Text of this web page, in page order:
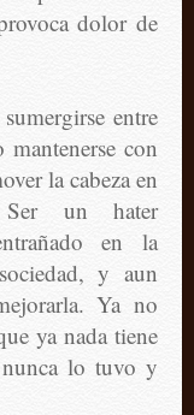
dolor de
entre
mantenerse con
la cabeza en
Ser un hater
en la
y aun
Ya no
ya nada tiene
nunca lo tuvo y